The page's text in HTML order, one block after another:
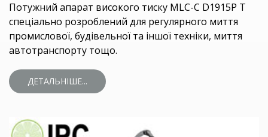
Потужний апарат високого тиску MLC-C D1915P T
спеціально розроблений для регулярного миття
промислової, будівельної та іншої техніки, миття
автотранспорту тощо.
ДЕТАЛЬНІШЕ...